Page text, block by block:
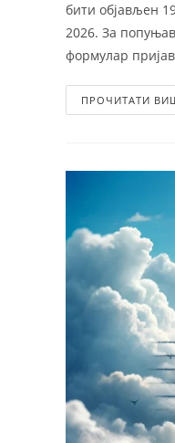
бити објављен
2026. За
формулар
ПРОЧИТАТИ